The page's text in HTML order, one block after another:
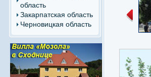
область
Закарпатская область
Черновицкая область